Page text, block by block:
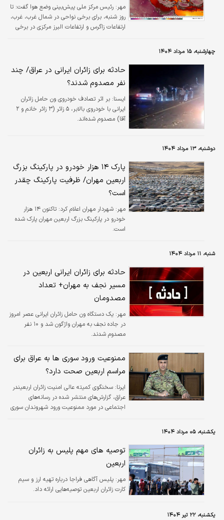
مهر:
​رئیس مرکز ملی پیش‌بینی وضع هوا گفت: تا
روز شنبه، برای برخی نواحی در شمال غرب، غرب،
ارتفاعات زاگرس و ارتفاعات البرز مرکزی در برخی
چهارشنبه، ۱۵ مرداد ۱۴۰۴
حادثه برای زائران ایرانی در عراق/ چند
نفر مصدوم شدند؟
ایسنا: بر اثر تصادف خودروی ون حامل زائران
ایرانی با خودروی بالابر، ۵ زائر (۳ زائر خانم و ۲
آقا) مصدوم شده‌اند.
دوشنبه، ۱۳ مرداد ۱۴۰۴
پارک ۱۴ هزار خودرو در پارکینگ بزرگ
اربعین مهران/ ظرفیت پارکینگ چقدر
است؟
مهر:
​شهردار مهران اعلام کرد: تاکنون ۱۴ هزار
خودرو در پارکینگ بزرگ اربعین مهران پارک شده
است.
شنبه، ۱۱ مرداد ۱۴۰۴
حادثه برای زائران ایرانی اربعین در
مسیر نجف به مهران+ تعداد
مصدومان
مهر: یک دستگاه ون حامل زائران ایرانی عصر امروز
در جاده نجف به مهران واژگون شد و ۱۰ نفر
مصدوم شدند.
ممنوعیت ورود سوری ها به عراق برای
مراسم اربعین صحت دارد؟
ایرنا: سخنگوی کمیته عالی امنیت زائران اربعیندر
عراق، گزارش‌های منتشر شده در رسانه‌های
اجتماعی در مورد ممنوعیت ورود شهروندان سوری
یکشنبه، ۰۵ مرداد ۱۴۰۴
توصیه‌ های مهم پلیس به زائران
اربعین
مهر: پلیس آگاهی فراجا درباره تهیه ارز و سیم
کارت زائران اربعین توصیه‌هایی ارائه داد.
یکشنبه، ۲۲ تیر ۱۴۰۴